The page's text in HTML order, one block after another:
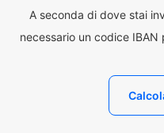
A seconda di dove stai
necessario un codice